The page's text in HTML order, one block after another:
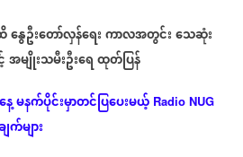
နွေဦးတော်လှန်ရေးကာလအတွင်းသေဆုံး
အမျိုးသမီးဦးရေထုတ်ပြန်
မနက်ပိုင်းမှာတင်ပြပေးမယ့် Radio NUG
များ